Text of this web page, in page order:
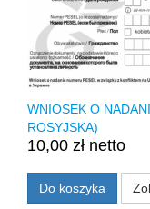
WNIOSEK O
ROSYJSKA)
10,00 zł netto
Do koszyka